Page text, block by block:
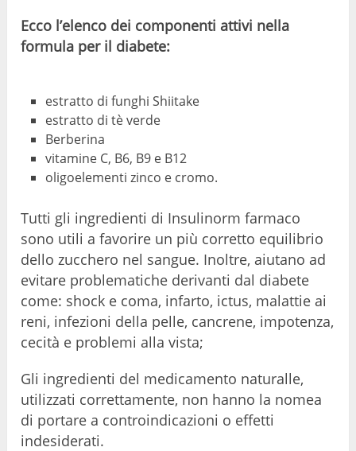
Ecco l’elenco dei componenti attivi nella
formula per il diabete:
estratto di funghi Shiitake
estratto di tè verde
Berberina
vitamine C, B6, B9 e B12
oligoelementi zinco e cromo.
Tutti gli ingredienti di Insulinorm farmaco
sono utili a favorire un più corretto equilibrio
dello zucchero nel sangue. Inoltre, aiutano ad
evitare problematiche derivanti dal diabete
come: shock e coma, infarto, ictus, malattie ai
reni, infezioni della pelle, cancrene, impotenza,
cecità e problemi alla vista;
Gli ingredienti del medicamento naturalle,
utilizzati correttamente, non hanno la nomea
di portare a controindicazioni o effetti
indesiderati.